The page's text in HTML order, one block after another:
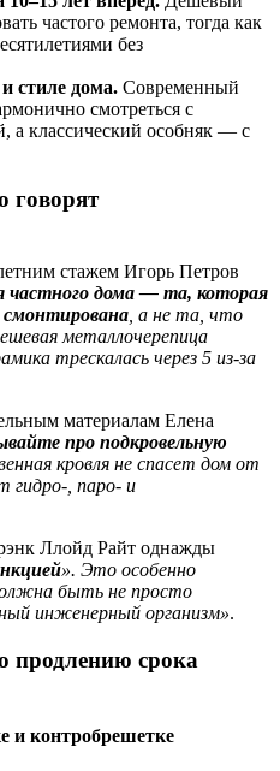
частого ремонта, тогда как
без
стиле дома. Современный
смотреться с
а классический особняк — с
говорят
стажем Игорь Петров
частного дома — та, которая
смонтирована, а не та, что
металлочерепица
трескалась через 5 из-за
материалам Елена
про подкровельную
кровля не спасет дом от
гидро-, паро- и
Ллойд Райт однажды
». Это особенно
быть не просто
инженерный организм».
продлению срока
и контробрешетке